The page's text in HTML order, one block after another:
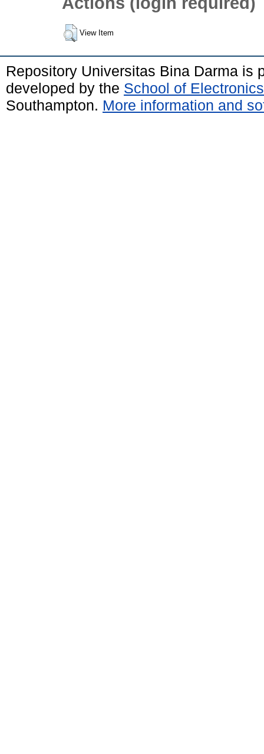
View Item
Repository Universitas Bina Darma is
developed by the School of
Southampton. More information and